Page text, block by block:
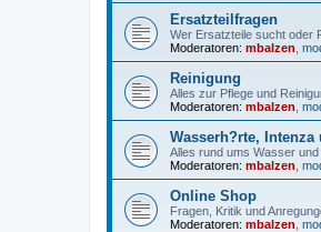
Ersatzteilfragen
Wer Ersatzteile sucht oder
Moderatoren: mbalzen
Reinigung
Alles zur Pflege und
Moderatoren: mbalzen
Wasserh?rte,
Alles rund ums Wasser und
Moderatoren: mbalzen
Online Shop
Fragen, Kritik und
Moderatoren: mbalzen